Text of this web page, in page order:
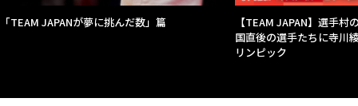
「TEAM JAPANが夢に挑んだ数」篇
【TEAM JAPAN】選手
国直後の選手たちに寺川
リンピック